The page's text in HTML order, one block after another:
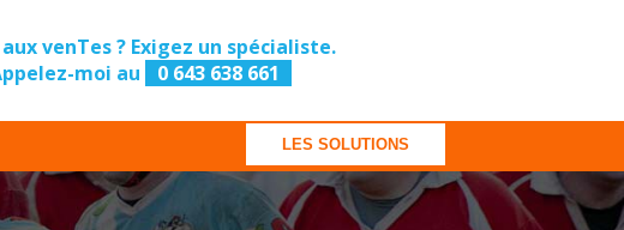
aux venTes ? Exigez un spécialiste.
moi au
0 643 638 661
LES SOLUTIONS